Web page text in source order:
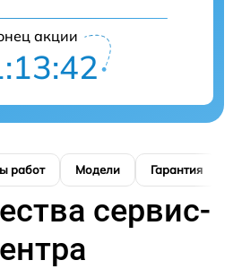
акции
работ Модели Гарантия
сервис-